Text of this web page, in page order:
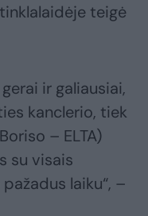
tinklalaidėje teigė
ir galiausiai,
kanclerio, tiek
– ELTA)
su visais
laiku“, –